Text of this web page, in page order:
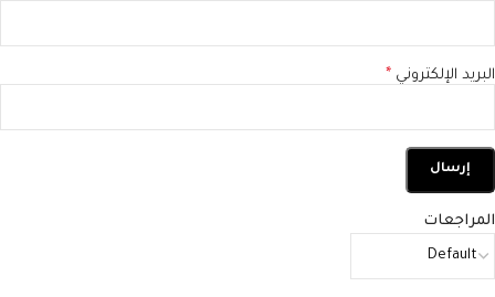
المراجعات
البريد الإلكتروني *